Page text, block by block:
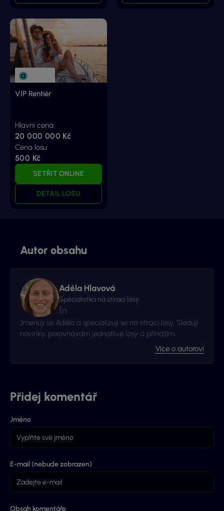
VIP Rentiér
Hlavní cena
20 000 000 Kč
Cena losu
500 Kč
SETŘIT ONLINE
DETAIL LOSU
Autor obsahu
Adéla Hlavová
Specialistka na stírací losy
Jmenuji se Adéla a specializuji se na stírací losy. Sleduji
novinky, porovnávám jednotlivé losy a přináším
Více o autorovi
Přidej komentář
Jméno
E-mail (nebude zobrazen)
Obsah komentáře